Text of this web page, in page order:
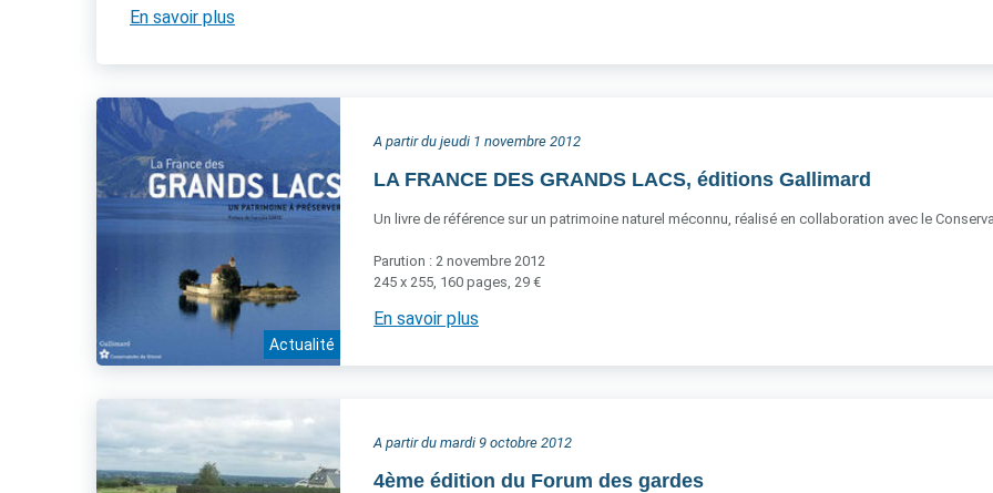
En savoir plus
Actualité
A partir du jeudi 1 novembre 2012
LA FRANCE DES GRANDS LACS, éditions Gallimard
Un livre de référence sur un patrimoine naturel méconnu, réalisé en collaboration avec le
Parution : 2 novembre 2012
245 x 255, 160 pages, 29 €
En savoir plus
A partir du mardi 9 octobre 2012
4ème édition du Forum des gardes